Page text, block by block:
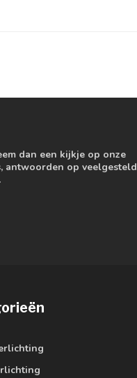
dan een kijkje op onze
antwoorden op